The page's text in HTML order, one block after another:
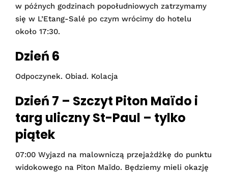
w późnych godzinach popołudniowych zatrzymamy
się w L’Etang-Salé po czym wrócimy do hotelu
około 17:30.
Dzień 6
Odpoczynek. Obiad. Kolacja
Dzień 7 – Szczyt Piton Maïdo i
targ uliczny St-Paul – tylko
piątek
07:00 Wyjazd na malowniczą przejażdżkę do punktu
widokowego na Piton Maïdo. Będziemy mieli okazję